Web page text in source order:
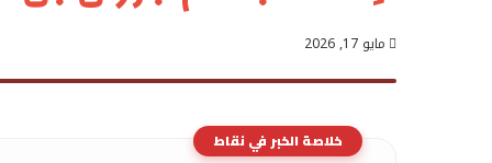
مايو 17, 2026
خلاصة الخبر في نقاط